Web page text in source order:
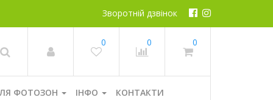
Зворотній дзвінок
0
0
0
ФОТОЗОН ІНФО КОНТАКТИ